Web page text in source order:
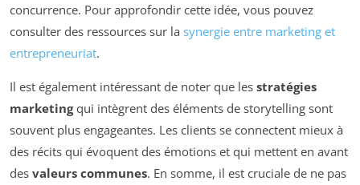
concurrence. Pour approfondir cette idée, vous pouvez
consulter des ressources sur la synergie entre marketing et
entrepreneuriat.
Il est également intéressant de noter que les stratégies
marketingqui intègrent des éléments de storytelling sont
souvent plus engageantes. Les clients se connectent mieux à
des récits qui évoquent des émotions et qui mettent en avant
des valeurs communes. En somme, il est cruciale de ne pas